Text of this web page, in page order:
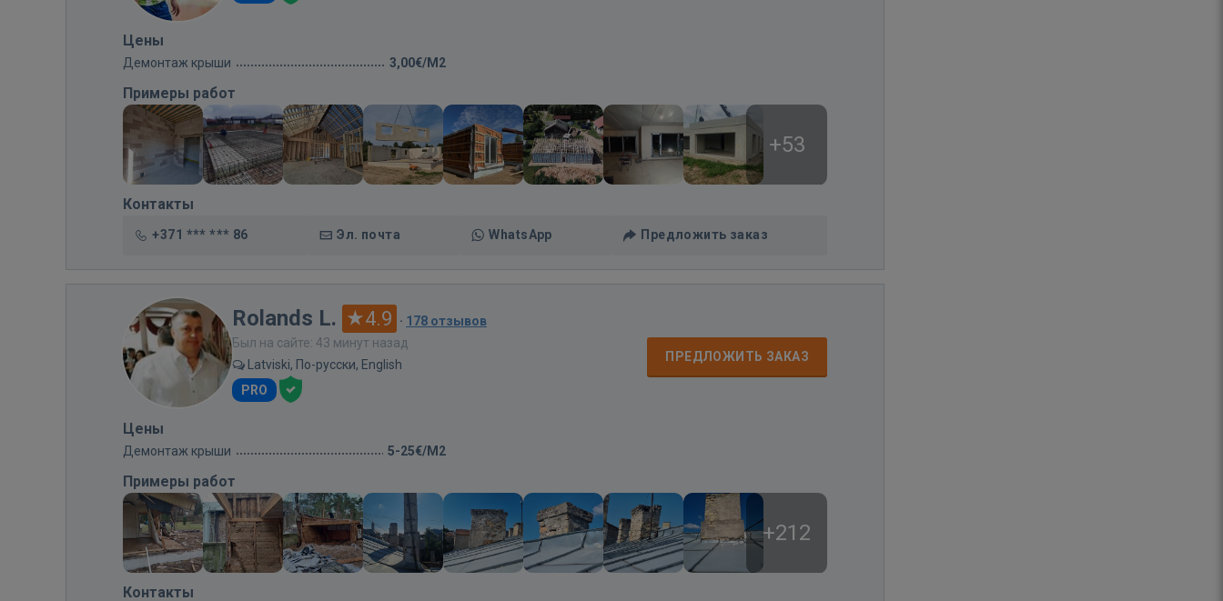
Цены
Демонтаж крыши 3,00€/M2
Примеры работ
+53
Контакты
+371 *** *** 86 Эл. почта WhatsApp Предложить заказ
Rolands L. 4.9 · 178 отзывов
Был на сайте: 43 минут назад
Latviski, По-русски, English
PRO
ПРЕДЛОЖИТЬ ЗАКАЗ
Цены
Демонтаж крыши 5-25€/M2
Примеры работ
+212
Контакты